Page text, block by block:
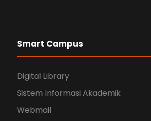
Smart Campus
Digital Library
Sistem Informasi Akademik
Webmail